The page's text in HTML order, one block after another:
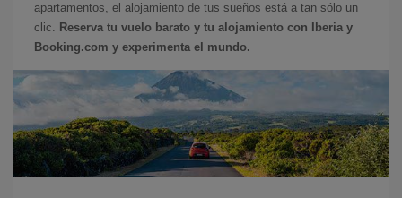
apartamentos, el alojamiento de tus sueños está a tan sólo un
clic. Reserva tu vuelo barato y tu alojamiento con Iberia y
Booking.com y experimenta el mundo.